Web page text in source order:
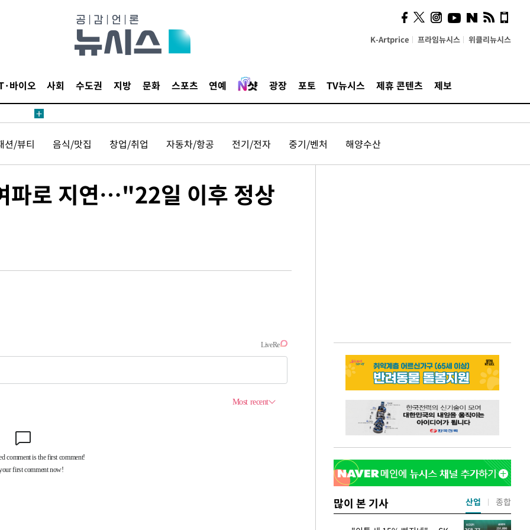
K-Artprice 프라임뉴시스 위클리뉴시스
바이오 사회 수도권 지방 문화 스포츠 연예 광장 포토 TV뉴시스 제휴 콘텐츠 제보
션/뷰티 음식/맛집 창업/취업 자동차/항공 전기/전자 중기/벤처 해양수산
파로 지연…"22일 이후 정상
많이 본 기사 산업 종합